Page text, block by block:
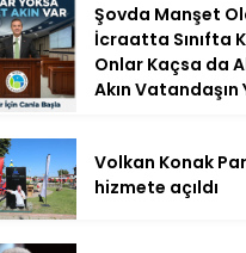
Şovda Manşet
İcraatta Sınıfta
Onlar Kaçsa da
Akın Vatandaşın
Volkan Konak
hizmete açıldı